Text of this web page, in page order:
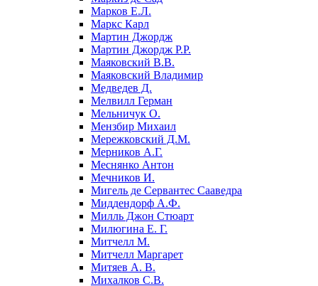
Марков Е.Л.
Маркс Карл
Мартин Джордж
Мартин Джордж Р.Р.
Маяковский В.В.
Маяковский Владимир
Медведев Д.
Мелвилл Герман
Мельничук О.
Мензбир Михаил
Мережковский Д.М.
Мерников А.Г.
Меснянко Антон
Мечников И.
Мигель де Сервантес Сааведра
Миддендорф А.Ф.
Милль Джон Стюарт
Милюгина Е. Г.
Митчелл М.
Митчелл Маргарет
Митяев А. В.
Михалков С.В.